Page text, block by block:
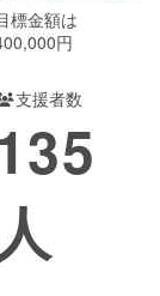
ュニティ
標金額は
円
支援者数
人